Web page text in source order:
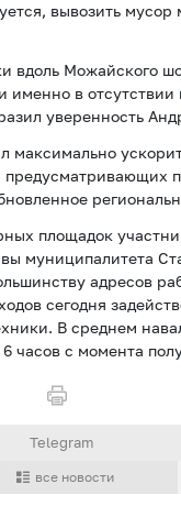
вывозить
вдоль Можайского
именно в
уверенность
максимально
площадок
муниципалитета
адресов
сегодня
В среднем
часов с момента